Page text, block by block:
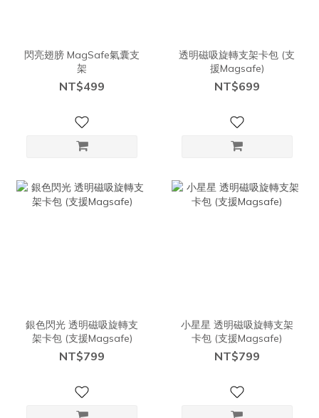
閃亮翅膀 MagSafe氣囊支
架
NT$499
透明磁吸旋轉支架卡包 (支
援Magsafe)
NT$699
銀色閃光 透明磁吸旋轉支
架卡包 (支援Magsafe)
NT$799
小星星 透明磁吸旋轉支架
卡包 (支援Magsafe)
NT$799